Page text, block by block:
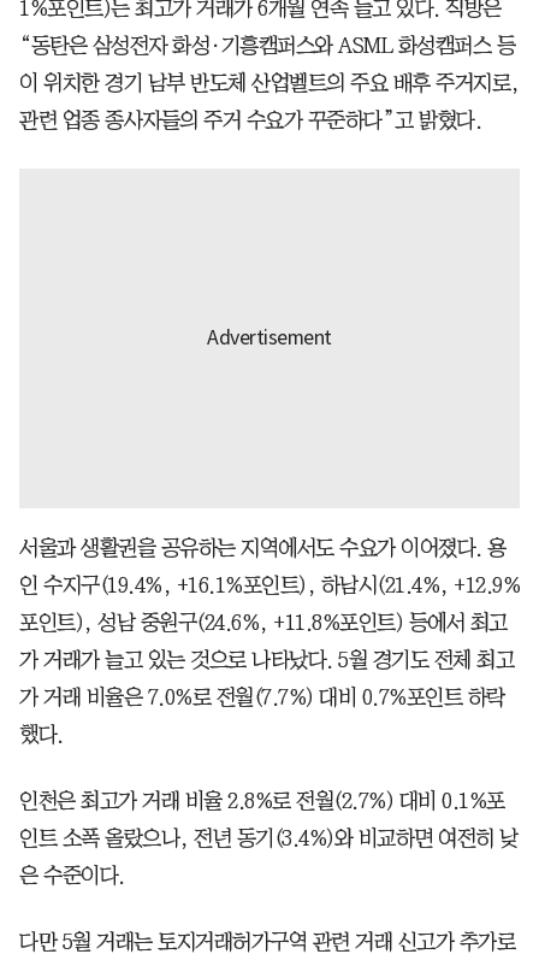
1%포인트)는 최고가 거래가 6개월 연속 늘고 있다. 직방은
“동탄은 삼성전자 화성·기흥캠퍼스와 ASML 화성캠퍼스 등
이 위치한 경기 남부 반도체 산업벨트의 주요 배후 주거지로,
관련 업종 종사자들의 주거 수요가 꾸준하다”고 밝혔다.
서울과 생활권을 공유하는 지역에서도 수요가 이어졌다. 용
인 수지구(19.4%, +16.1%포인트), 하남시(21.4%, +12.9%
포인트), 성남 중원구(24.6%, +11.8%포인트) 등에서 최고
가 거래가 늘고 있는 것으로 나타났다. 5월 경기도 전체 최고
가 거래 비율은 7.0%로 전월(7.7%) 대비 0.7%포인트 하락
했다.
인천은 최고가 거래 비율 2.8%로 전월(2.7%) 대비 0.1%포
인트 소폭 올랐으나, 전년 동기(3.4%)와 비교하면 여전히 낮
은 수준이다.
다만 5월 거래는 토지거래허가구역 관련 거래 신고가 추가로